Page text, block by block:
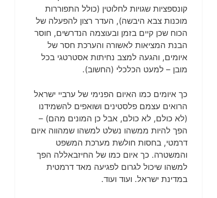
קונספציות שגויות לחלוטין (כולל התפוררות
מוכנות צבא היבשה), העדר רצון להפעלה של
הכוח שכן קיים בזמן ובעוצמה הנדרשים, חוסר
הבנת המציאות לאשורה והערכת חסר של
איומים, והגעה למצב נחיתות אסטרטגי בכל
מובן – למעט הכלכלי (החשוב).
כך איומים כמו האיום הפנימי של ערביי ישראל
הרואים עצמם פלסטינים ושואפים להשמידנו
(לא כולם, לא כולם, אבל כן המונים מהם) –
הפך להיות ממשהו נשלט למשהו שמהווה איום
דרמטי, בחסות חולשת מערכת המשפט
והמשטרה. כך איום כמו של החיזבאללה הפך
למשהו שיכול לגרום לפגיעה מאד דרמטית
במדינת ישראל. ועוד ועוד.